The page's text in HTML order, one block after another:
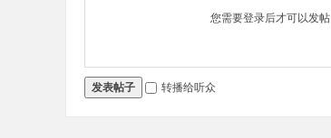
您需要登录后才可以发帖
发表帖子 转播给听众